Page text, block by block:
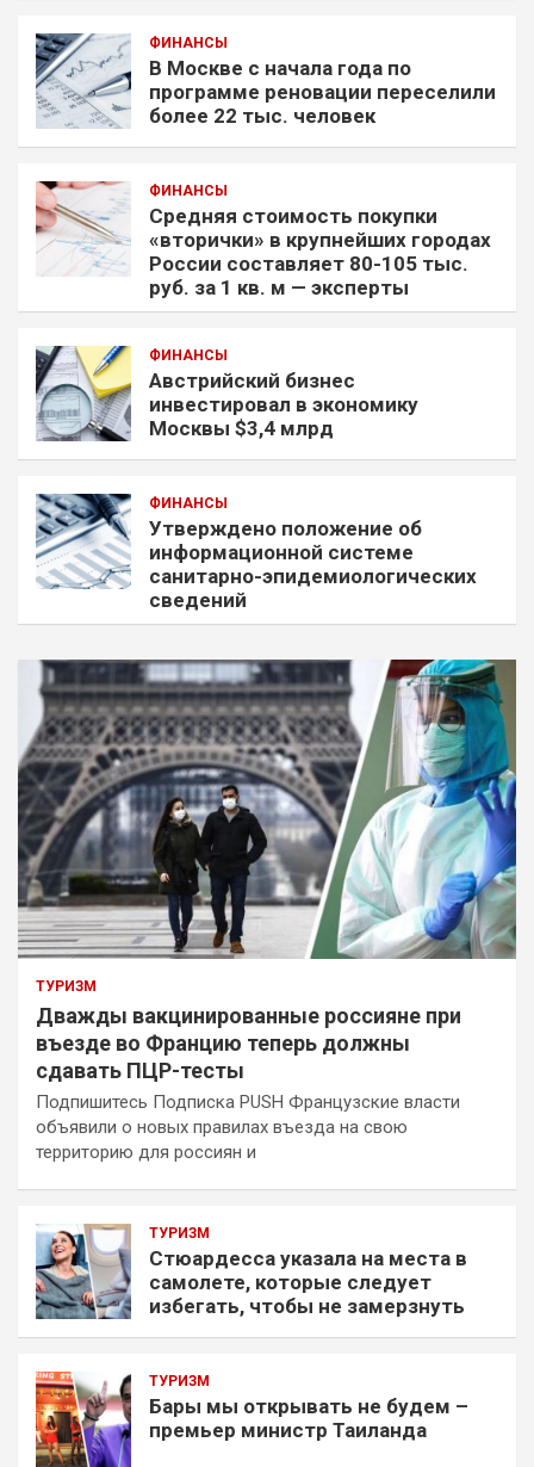
ФИНАНСЫ
В Москве с начала года по
программе реновации переселили
более 22 тыс. человек
ФИНАНСЫ
Средняя стоимость покупки
«вторички» в крупнейших городах
России составляет 80-105 тыс.
руб. за 1 кв. м — эксперты
ФИНАНСЫ
Австрийский бизнес
инвестировал в экономику
Москвы $3,4 млрд
ФИНАНСЫ
Утверждено положение об
информационной системе
санитарно-эпидемиологических
сведений
ТУРИЗМ
Дважды вакцинированные россияне при
въезде во Францию теперь должны
сдавать ПЦР-тесты
Подпишитесь Подписка PUSH Французские власти
объявили о новых правилах въезда на свою
территорию для россиян и
ТУРИЗМ
Стюардесса указала на места в
самолете, которые следует
избегать, чтобы не замерзнуть
ТУРИЗМ
Бары мы открывать не будем –
премьер министр Таиланда